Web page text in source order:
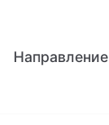
Направление